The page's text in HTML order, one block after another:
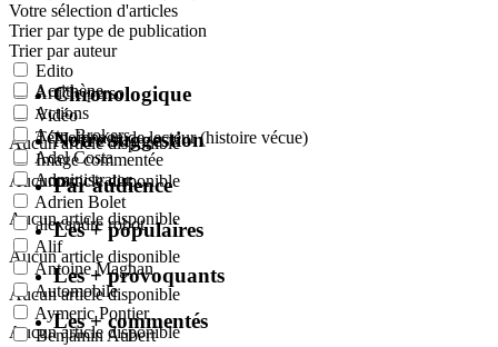
Votre sélection d'articles
Trier par type de publication
Edito
Article perso
Vidéo
Témoignage de lecteur (histoire vécue)
Image commentée
Trier par auteur
Acrithène
Actions
Actu-Brokers
Adel Costa
Administrator
Adrien Bolet
alexandre robot
Alif
Antoine Magnan
Automobile
Aymeric Pontier
Benjamin Aubert
Chronologique
Notre suggestion
Par audience
Les + populaires
Les + provoquants
Les + commentés
Aucun article disponible
Aucun article disponible
Aucun article disponible
Aucun article disponible
Aucun article disponible
Aucun article disponible